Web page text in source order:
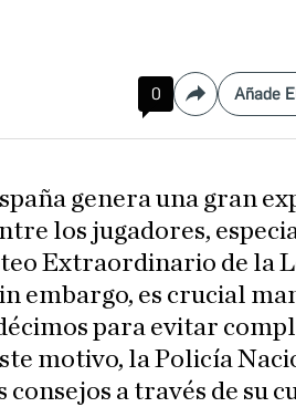
0 Compartir
Añade
genera una gran
los jugadores,
Extraordinario de la
embargo, es crucial
para evitar
motivo, la Policía
a través de su